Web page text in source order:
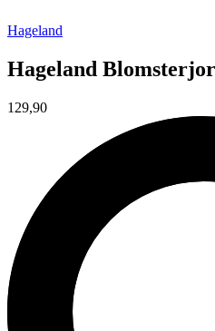
Hageland
Hageland
129,90